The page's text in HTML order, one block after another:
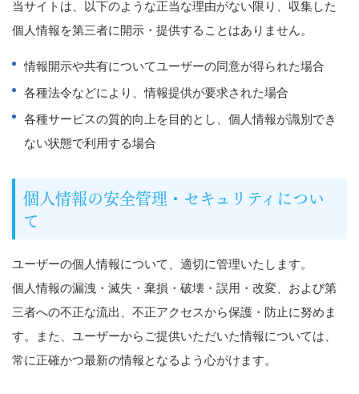
当サイトは、以下のような正当な理由がない限り、収集した
個人情報を第三者に開示・提供することはありません。
情報開示や共有についてユーザーの同意が得られた場合
各種法令などにより、情報提供が要求された場合
各種サービスの質的向上を目的とし、個人情報が識別でき
ない状態で利用する場合
個人情報の安全管理・セキュリティについ
て
ユーザーの個人情報について、適切に管理いたします。
個人情報の漏洩・滅失・棄損・破壊・誤用・改変、および第
三者への不正な流出、不正アクセスから保護・防止に努めま
す。また、ユーザーからご提供いただいた情報については、
常に正確かつ最新の情報となるよう心がけます。